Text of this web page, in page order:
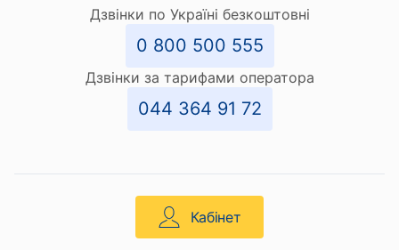
Дзвінки по Україні безкоштовні
0 800 500 555
Дзвінки за тарифами оператора
044 364 91 72
Кабінет